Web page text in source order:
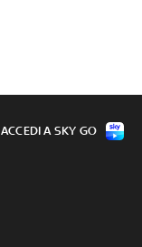
ACCEDI A SKY GO